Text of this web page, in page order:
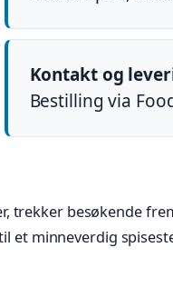
Kontakt og
Bestilling via
trekker besøkende
et minneverdig